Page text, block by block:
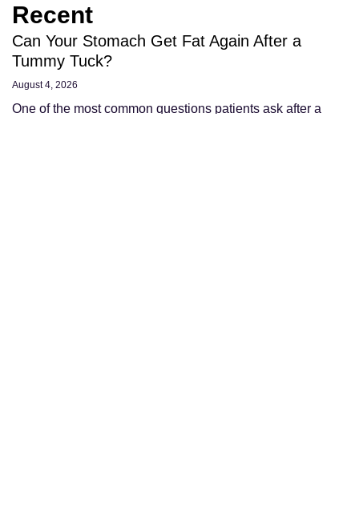
Recent
Can Your Stomach Get Fat Again After a
Tummy Tuck?
August 4, 2026
One of the most common questions patients ask after a